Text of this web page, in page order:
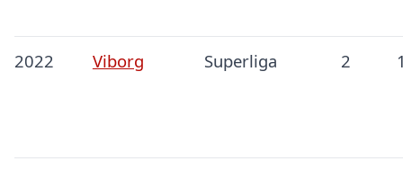
2022 Viborg Superliga 2